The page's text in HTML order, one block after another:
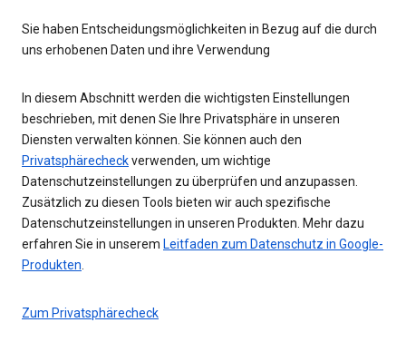
Sie haben Entscheidungsmöglichkeiten in Bezug auf die durch
uns erhobenen Daten und ihre Verwendung
In diesem Abschnitt werden die wichtigsten Einstellungen
beschrieben, mit denen Sie Ihre Privatsphäre in unseren
Diensten verwalten können. Sie können auch den
Privatsphärecheckverwenden, um wichtige
Datenschutzeinstellungen zu überprüfen und anzupassen.
Zusätzlich zu diesen Tools bieten wir auch spezifische
Datenschutzeinstellungen in unseren Produkten. Mehr dazu
erfahren Sie in unserem Leitfaden zum Datenschutz in Google-
Produkten
Zum Privatsphärecheck